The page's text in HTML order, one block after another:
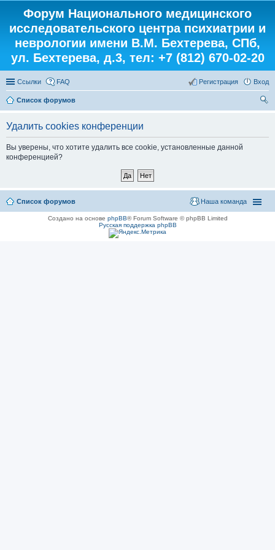
Форум Национального медицинского
исследовательского центра психиатрии и
неврологии имени В.М. Бехтерева, СПб,
ул. Бехтерева, д.3, тел: +7 (812) 670-02-20
Ссылки FAQ Вход
Регистрация
Список форумов
Удалить cookies конференции
Вы уверены, что хотите удалить все cookie, установленные данной
конференцией?
Список форумов Наша команда
Создано на основе phpBB® Forum Software © phpBB Limited
Русская поддержка phpBB